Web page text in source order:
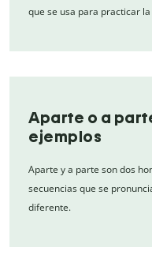
que se usa para practicar
Aparte o a
ejemplos
Aparte y a parte son dos
secuencias que se
diferente.